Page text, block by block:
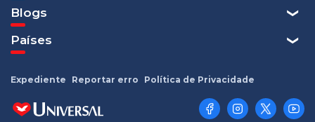
Blogs
Países
Expediente Reportar erro Política de Privacidade